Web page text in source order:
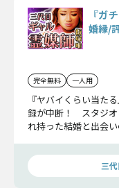
『ガ
婚縁/
完全無料 一人用
『ヤバイくらい当た
録が中断！ スタジオ
れ持った結婚と出会
せてくださいね。
三